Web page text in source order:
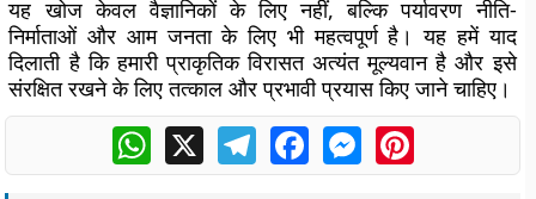
यह खोज केवल वैज्ञानिकों के लिए नहीं, बल्कि पर्यावरण नीति-
निर्माताओं और आम जनता के लिए भी महत्वपूर्ण है। यह हमें याद
दिलाती है कि हमारी प्राकृतिक विरासत अत्यंत मूल्यवान है और इसे
संरक्षित रखने के लिए तत्काल और प्रभावी प्रयास किए जाने चाहिए।
WhatsApp
X TelegramFacebookMessengerPinterest